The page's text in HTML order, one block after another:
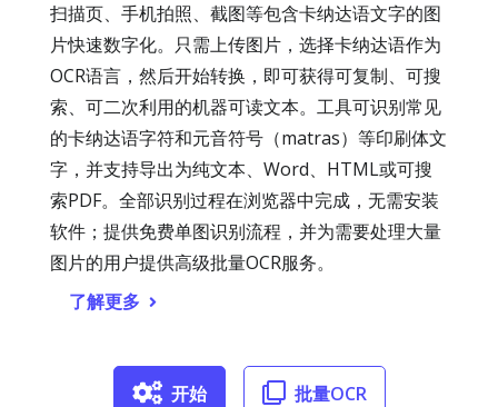
扫描页、手机拍照、截图等包含卡纳达语文字的图
片快速数字化。只需上传图片，选择卡纳达语作为
OCR语言，然后开始转换，即可获得可复制、可搜
索、可二次利用的机器可读文本。工具可识别常见
的卡纳达语字符和元音符号（matras）等印刷体文
字，并支持导出为纯文本、Word、HTML或可搜
索PDF。全部识别过程在浏览器中完成，无需安装
软件；提供免费单图识别流程，并为需要处理大量
图片的用户提供高级批量OCR服务。
了解更多
开始 批量OCR